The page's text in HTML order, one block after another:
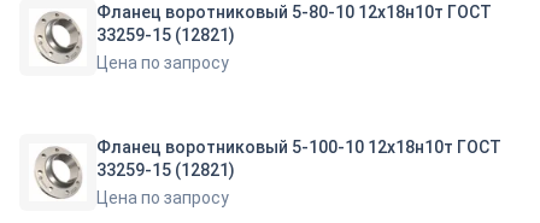
Фланец воротниковый 5-80-10 12х18н10т ГОСТ
33259-15 (12821)
Цена по запросу
Фланец воротниковый 5-100-10 12х18н10т ГОСТ
33259-15 (12821)
Цена по запросу